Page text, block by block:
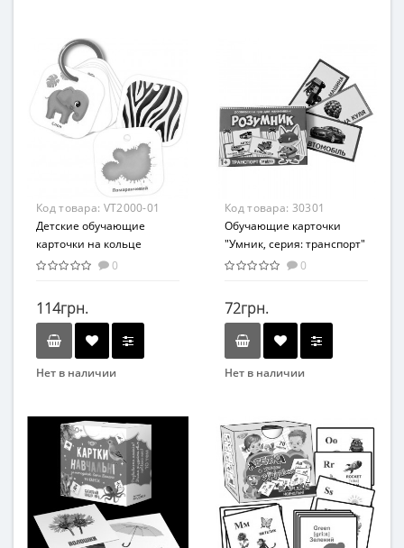
Развивающие
Возраст
От 3-х лет
Возрастная группа
Комбинированный
Возраст
От 5-ти лет
Возрастная группа
От 5 лет
Картон
Код товара: VT2000-01
Детские обучающие
карточки на кольце
"Цвета. Животные"
0
114грн.
Нет в наличии
Развивающие
Возраст
От 3-х лет
Возрастная группа
Код товара: 30301
Обучающие карточки
"Умник, серия: транспорт"
30301 укр
0
72грн.
Нет в наличии
Вид
Развивающие
Возраст
От 12 мес
Возрастная группа